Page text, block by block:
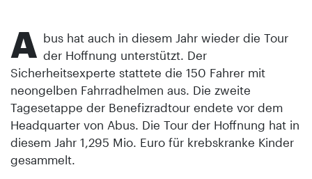
A bus hat auch in diesem Jahr wieder die Tour
der Hoffnung unterstützt. Der
Sicherheitsexperte stattete die 150 Fahrer mit
neongelben Fahrradhelmen aus. Die zweite
Tagesetappe der Benefizradtour endete vor dem
Headquarter von Abus. Die Tour der Hoffnung hat in
diesem Jahr 1,295 Mio. Euro für krebskranke Kinder
gesammelt.